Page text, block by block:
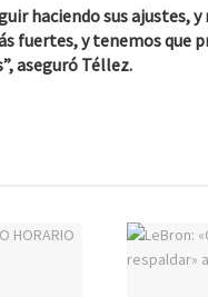
haciendo sus ajustes,
fuertes, y tenemos que
aseguró Téllez.